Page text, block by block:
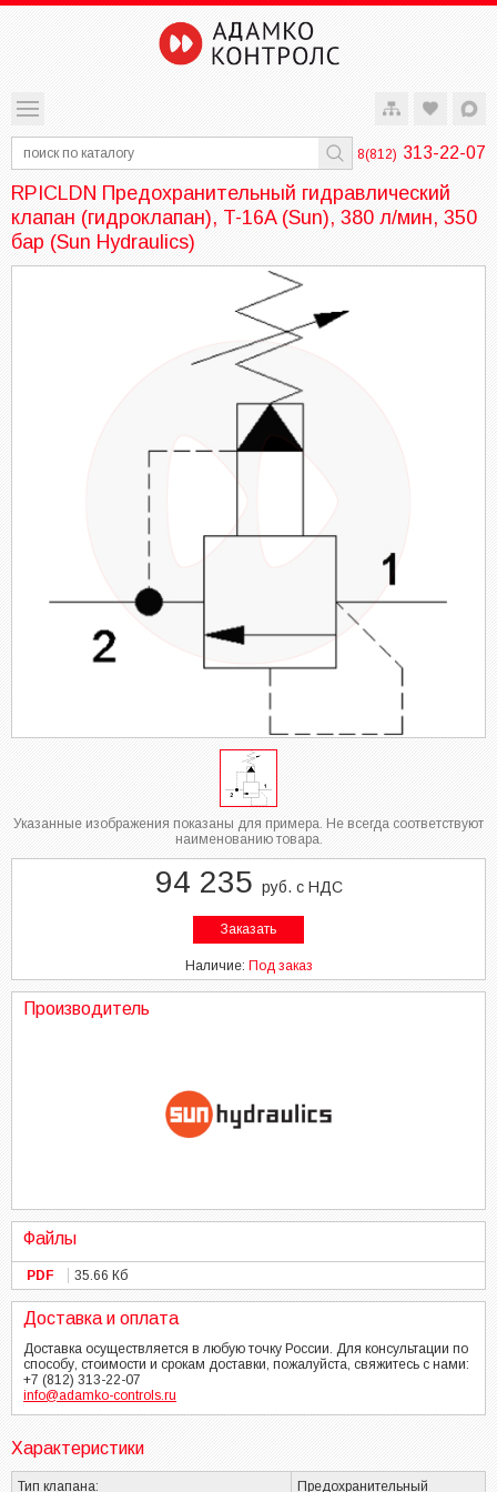
8(812) 313-22-07
RPICLDN Предохранительный гидравлический
клапан (гидроклапан), T-16A (Sun), 380 л/мин, 350
бар (Sun Hydraulics)
Указанные изображения показаны для примера. Не всегда соответствуют
наименованию товара.
94 235 руб. с НДС
Заказать
Наличие: Под заказ
Производитель
Файлы
PDF 35.66 Кб
Доставка и оплата
Доставка осуществляется в любую точку России. Для консультации по
способу, стоимости и срокам доставки, пожалуйста, свяжитесь с нами:
+7 (812) 313-22-07
info@adamko-controls.ru
Характеристики
Тип клапана: Предохранительный